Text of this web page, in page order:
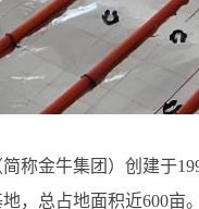
称金牛集团）创建于
，总占地面积近600亩。